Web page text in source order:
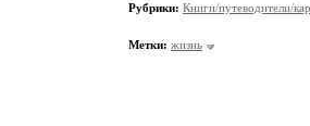
Рубрики: Книги/путеводители/
Метки: жизнь